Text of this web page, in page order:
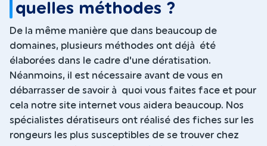
quelles méthodes ?
De la même manière que dans beaucoup de
domaines, plusieurs méthodes ont déjà été
élaborées dans le cadre d'une dératisation.
Néanmoins, il est nécessaire avant de vous en
débarrasser de savoir à quoi vous faites face et pour
cela notre site internet vous aidera beaucoup. Nos
spécialistes dératiseurs ont réalisé des fiches sur les
rongeurs les plus susceptibles de se trouver chez